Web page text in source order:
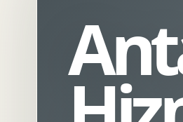
Webflow Web Tasarim
Framer Web Tasarim
Kurumsal Site Yenileme